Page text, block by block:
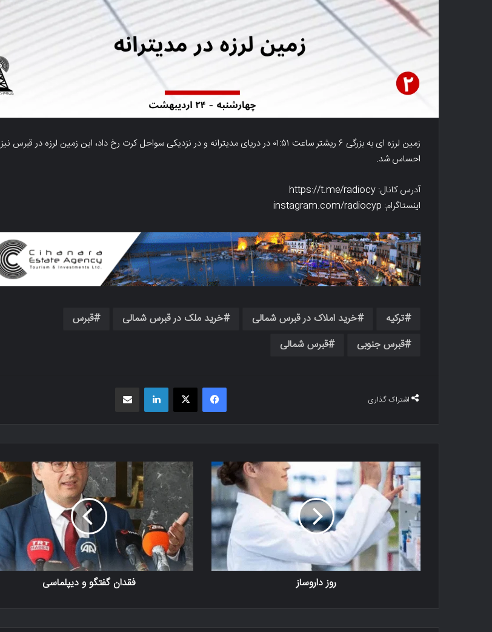
زمین لرزه ای به بزرگی ۶ ریشتر ساعت ۰۱:۵۱ در دریای مدیترانه و در نزدیکی سواحل کرت رخ داد، این زمین لرزه در قبرس نیز
احساس شد.
آدرس کانال: https://t.me/radiocy
اینستاگرام: instagram.com/radiocyp
ترکیه خرید املاک در قبرس شمالی خرید ملک در قبرس شمالی
قبرس
قبرس جنوبی
قبرس شمالی
اشتراک گذاری
فیسبوک X
روز داروساز فقدان گفتگو و دیپلماسی